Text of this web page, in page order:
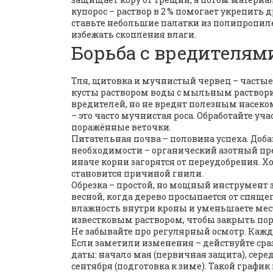
купорос – раствор в 2 % помогает
ставьте небольшие палатки из
избежать скопления влаги.
Борьба с
Тля, щитовка и мучнистый червец –
кусты раствором воды с мыльным
вредителей, но не вредят полезным
– это часто мучнистая роса. Обработайте
поражённые веточки.
Питательная почва – половина успеха.
необходимости – органический азотный
иначе корни загорятся от переудобрения.
становится причиной гнили.
Обрезка – простой, но мощный
весной, когда дерево просыпается от
влажность внутри кроны и уменьшаете
известковым раствором, чтобы закрыть
Не забывайте про регулярный осмотр.
Если заметили изменения – действуйте
даты: начало мая (первичная защита),
сентября (подготовка к зиме). Такой